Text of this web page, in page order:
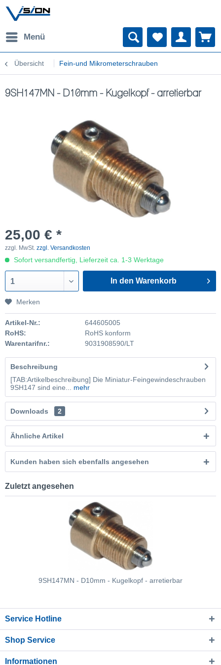
Menü
Übersicht Fein-und Mikrometerschrauben
9SH147MN - D10mm - Kugelkopf - arretierbar
25,00 € *
zzgl. MwSt. zzgl. Versandkosten
Sofort versandfertig, Lieferzeit ca. 1-3 Werktage
1 In den Warenkorb
Merken
Artikel-Nr.:
644605005
RoHS:
RoHS konform
Warentarifnr.:
9031908590/LT
Beschreibung
[TAB:Artikelbeschreibung] Die Miniatur-Feingewindeschrauben
9SH147 sind eine...
mehr
Downloads 2
Ähnliche Artikel
Kunden haben sich ebenfalls angesehen
Zuletzt angesehen
9SH147MN - D10mm - Kugelkopf - arretierbar
Service Hotline
Shop Service
Informationen